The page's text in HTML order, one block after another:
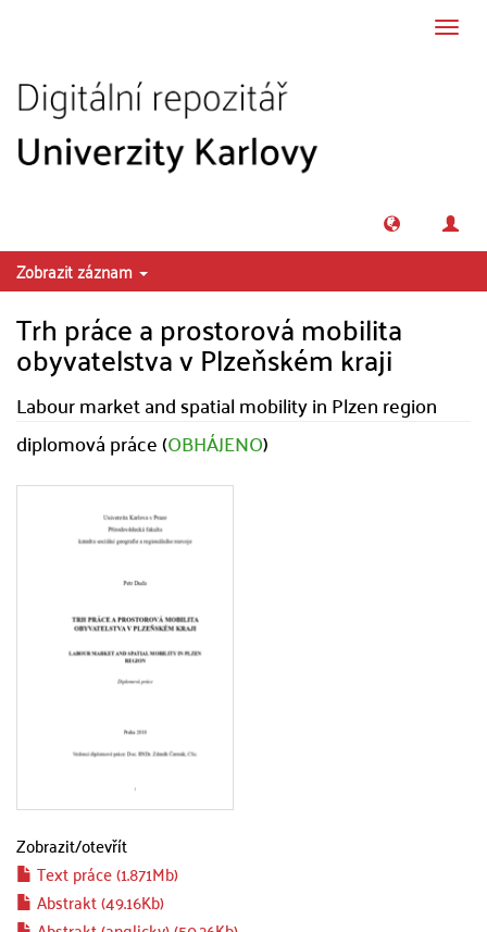
Zobrazit záznam
Trh práce a prostorová mobilita
obyvatelstva v Plzeňském kraji
Labour market and spatial mobility in Plzen region
diplomová práce (OBHÁJENO)
Zobrazit/otevřít
Text práce (1.871Mb)
Abstrakt (49.16Kb)